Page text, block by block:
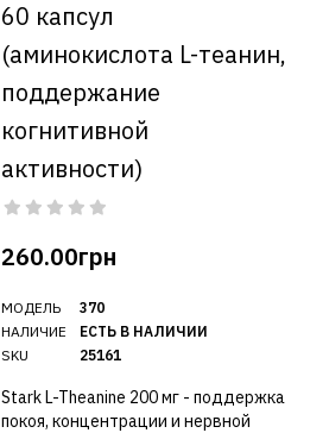
60 капсул
(аминокислота L-теанин,
поддержание
когнитивной
активности)
260.00грн
МОДЕЛЬ
НАЛИЧИЕ
SKU
370
ЕСТЬ В НАЛИЧИИ
25161
Stark L-Theanine 200 мг - поддержка
покоя, концентрации и нервной